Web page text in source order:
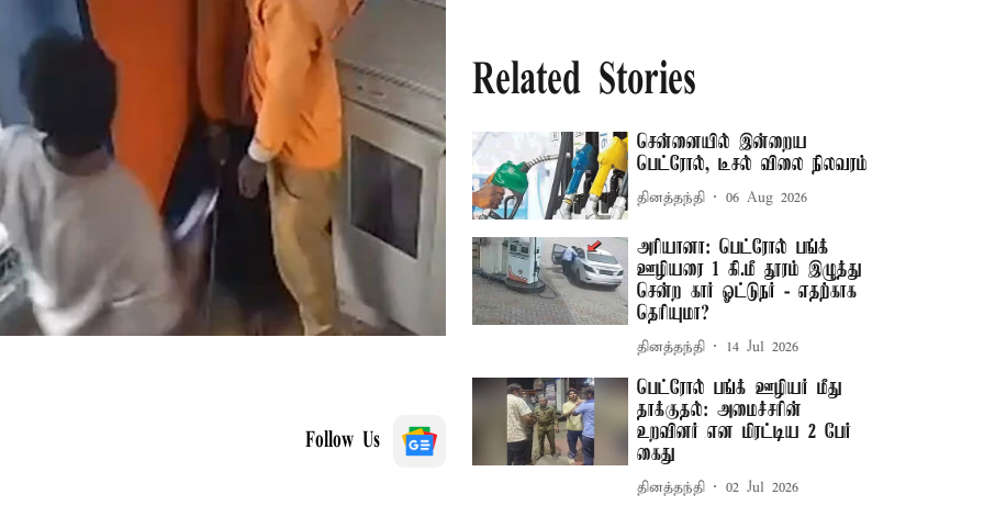
Follow Us
Related Stories
சென்னையில் இன்றைய
பெட்ரோல், டீசல் விலை நிலவரம்
தினத்தந்தி 06 Aug 2026
அரியானா: பெட்ரோல் பங்க்
ஊழியரை 1 கி.மீ தூரம் இழுத்து
சென்ற கார் ஓட்டுநர் - எதற்காக
தெரியுமா?
தினத்தந்தி 14 Jul 2026
பெட்ரோல் பங்க் ஊழியர் மீது
தாக்குதல்: அமைச்சரின்
உறவினர் என மிரட்டிய 2 பேர்
கைது
தினத்தந்தி 02 Jul 2026